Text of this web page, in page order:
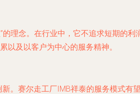
理念。在行业中，它不追求短期的
以及以客户为中心的服务精神。
。赛尔走工厂IMB祥泰的服务模式有